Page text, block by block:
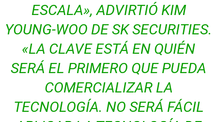
ESCALA», ADVIRTIÓ KIM
YOUNG-WOO DE SK SECURITIES.
«LA CLAVE ESTÁ EN QUIÉN
SERÁ EL PRIMERO QUE PUEDA
COMERCIALIZAR LA
TECNOLOGÍA. NO SERÁ FÁCIL